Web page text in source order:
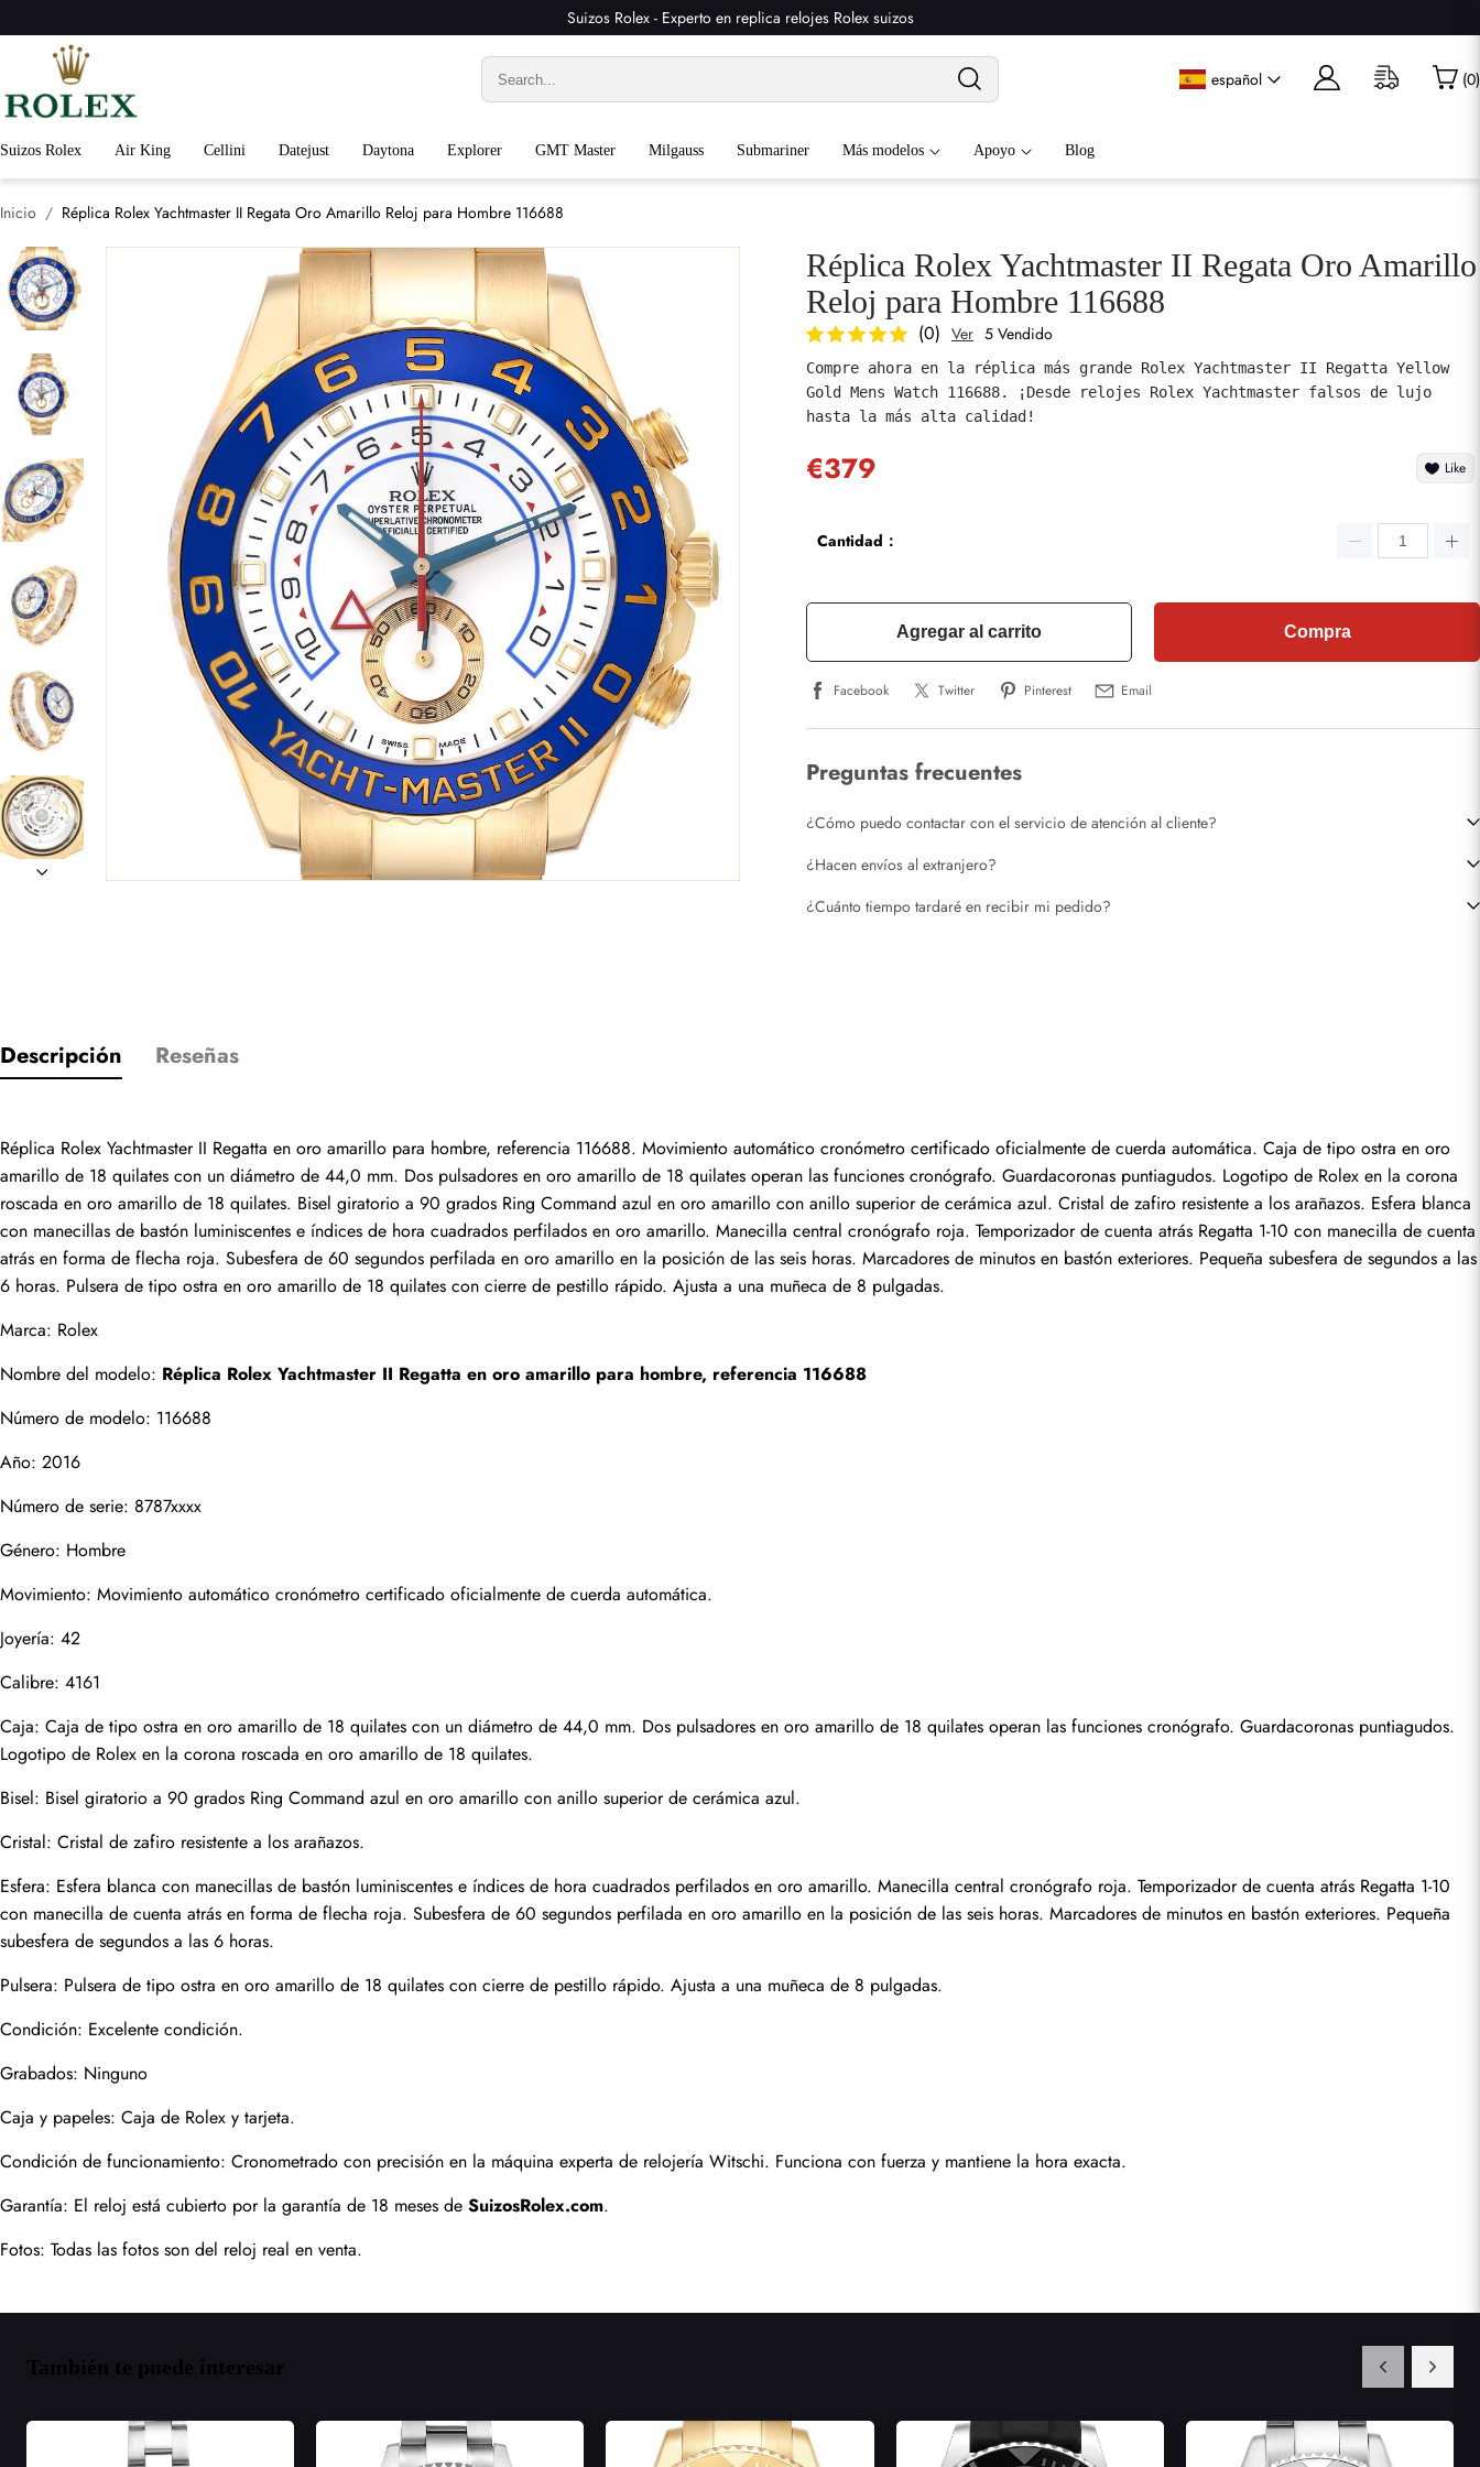
Suizos Rolex - Experto en replica relojes Rolex suizos
español (0)
Suizos Rolex Air King Cellini Datejust Daytona Explorer GMT Master Milgauss Submariner Más modelos Apoyo Blog
Inicio Réplica Rolex Yachtmaster II Regata Oro Amarillo Reloj para Hombre 116688
Réplica Rolex Yachtmaster II Regata Oro Amarillo
Reloj para Hombre 116688
(0) Ver 5 Vendido
Compre ahora en la réplica más grande Rolex Yachtmaster II Regatta Yellow
Gold Mens Watch 116688. ¡Desde relojes Rolex Yachtmaster falsos de lujo
hasta la más alta calidad!
€379 Like
Cantidad：
Agregar al carrito Compra
Facebook Twitter Pinterest Email
Preguntas frecuentes
¿Cómo puedo contactar con el servicio de atención al cliente?
¿Hacen envíos al extranjero?
¿Cuánto tiempo tardaré en recibir mi pedido?
Descripción Reseñas
Réplica Rolex Yachtmaster II Regatta en oro amarillo para hombre, referencia 116688. Movimiento automático cronómetro certificado oficialmente de cuerda automática. Caja de tipo ostra en oro
amarillo de 18 quilates con un diámetro de 44,0 mm. Dos pulsadores en oro amarillo de 18 quilates operan las funciones cronógrafo. Guardacoronas puntiagudos. Logotipo de Rolex en la corona
roscada en oro amarillo de 18 quilates. Bisel giratorio a 90 grados Ring Command azul en oro amarillo con anillo superior de cerámica azul. Cristal de zafiro resistente a los arañazos. Esfera blanca
con manecillas de bastón luminiscentes e índices de hora cuadrados perfilados en oro amarillo. Manecilla central cronógrafo roja. Temporizador de cuenta atrás Regatta 1-10 con manecilla de cuenta
atrás en forma de flecha roja. Subesfera de 60 segundos perfilada en oro amarillo en la posición de las seis horas. Marcadores de minutos en bastón exteriores. Pequeña subesfera de segundos a las
6 horas. Pulsera de tipo ostra en oro amarillo de 18 quilates con cierre de pestillo rápido. Ajusta a una muñeca de 8 pulgadas.
Marca: Rolex
Nombre del modelo: Réplica Rolex Yachtmaster II Regatta en oro amarillo para hombre, referencia 116688
Número de modelo: 116688
Año: 2016
Número de serie: 8787xxxx
Género: Hombre
Movimiento: Movimiento automático cronómetro certificado oficialmente de cuerda automática.
Joyería: 42
Calibre: 4161
Caja: Caja de tipo ostra en oro amarillo de 18 quilates con un diámetro de 44,0 mm. Dos pulsadores en oro amarillo de 18 quilates operan las funciones cronógrafo. Guardacoronas puntiagudos.
Logotipo de Rolex en la corona roscada en oro amarillo de 18 quilates.
Bisel: Bisel giratorio a 90 grados Ring Command azul en oro amarillo con anillo superior de cerámica azul.
Cristal: Cristal de zafiro resistente a los arañazos.
Esfera: Esfera blanca con manecillas de bastón luminiscentes e índices de hora cuadrados perfilados en oro amarillo. Manecilla central cronógrafo roja. Temporizador de cuenta atrás Regatta 1-10
con manecilla de cuenta atrás en forma de flecha roja. Subesfera de 60 segundos perfilada en oro amarillo en la posición de las seis horas. Marcadores de minutos en bastón exteriores. Pequeña
subesfera de segundos a las 6 horas.
Pulsera: Pulsera de tipo ostra en oro amarillo de 18 quilates con cierre de pestillo rápido. Ajusta a una muñeca de 8 pulgadas.
Condición: Excelente condición.
Grabados: Ninguno
Caja y papeles: Caja de Rolex y tarjeta.
Condición de funcionamiento: Cronometrado con precisión en la máquina experta de relojería Witschi. Funciona con fuerza y mantiene la hora exacta.
Garantía: El reloj está cubierto por la garantía de 18 meses de SuizosRolex.com.
Fotos: Todas las fotos son del reloj real en venta.
También te puede interesar
Solo los clientes que hayan comprado este artículo pueden dejar una reseña.
Valoración
Email
Correo
Teléfono